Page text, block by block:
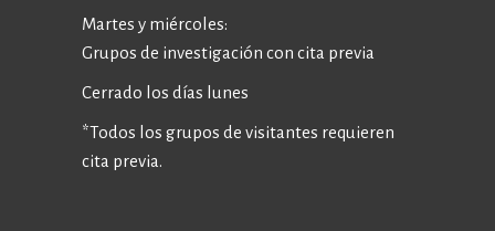
Martes y miércoles:
Grupos de investigación con cita previa
Cerrado los días lunes
*Todos los grupos de visitantes requieren
cita previa.